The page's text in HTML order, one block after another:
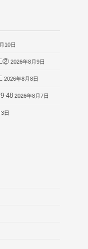
10日
② 2026年8月9日
2026年8月8日
48 2026年8月7日
日